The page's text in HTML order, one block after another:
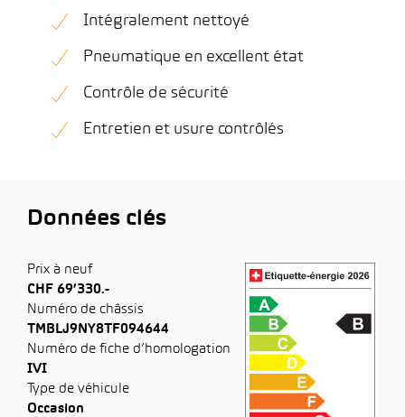
Intégralement nettoyé
Pneumatique en excellent état
Contrôle de sécurité
Entretien et usure contrôlés
Données clés
Prix à neuf
CHF 69’330.-
Numéro de châssis
TMBLJ9NY8TF094644
Numéro de fiche d’homologation
IVI
Type de véhicule
Occasion